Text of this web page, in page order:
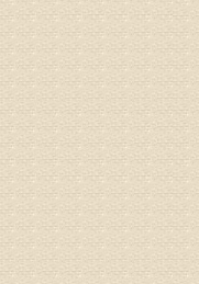
由于我
姓名
气，一
来诊请
姓名：